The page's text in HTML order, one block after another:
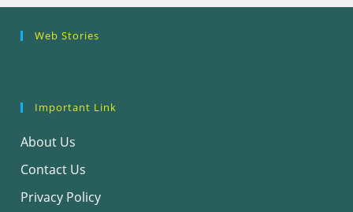
Web Stories
Ethics (शोध
Important Link
About Us
Contact Us
Privacy Policy